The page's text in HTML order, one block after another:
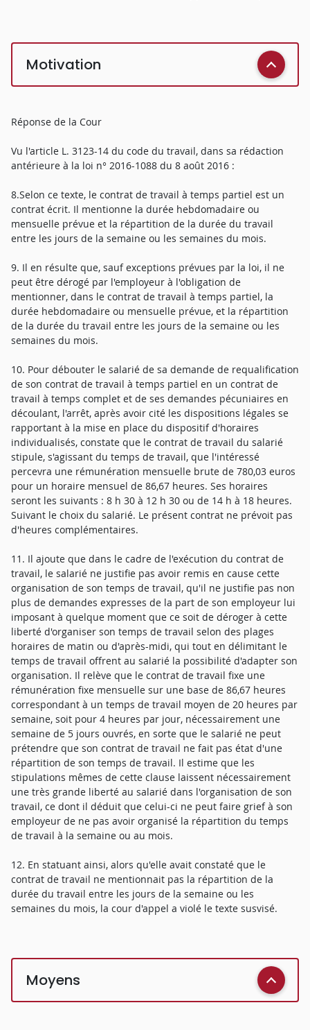
Motivation
Réponse de la Cour
Vu l'article L. 3123-14 du code du travail, dans sa rédaction
antérieure à la loi n° 2016-1088 du 8 août 2016 :
8.Selon ce texte, le contrat de travail à temps partiel est un
contrat écrit. Il mentionne la durée hebdomadaire ou
mensuelle prévue et la répartition de la durée du travail
entre les jours de la semaine ou les semaines du mois.
9. Il en résulte que, sauf exceptions prévues par la loi, il ne
peut être dérogé par l'employeur à l'obligation de
mentionner, dans le contrat de travail à temps partiel, la
durée hebdomadaire ou mensuelle prévue, et la répartition
de la durée du travail entre les jours de la semaine ou les
semaines du mois.
10. Pour débouter le salarié de sa demande de requalification
de son contrat de travail à temps partiel en un contrat de
travail à temps complet et de ses demandes pécuniaires en
découlant, l'arrêt, après avoir cité les dispositions légales se
rapportant à la mise en place du dispositif d'horaires
individualisés, constate que le contrat de travail du salarié
stipule, s'agissant du temps de travail, que l'intéressé
percevra une rémunération mensuelle brute de 780,03 euros
pour un horaire mensuel de 86,67 heures. Ses horaires
seront les suivants : 8 h 30 à 12 h 30 ou de 14 h à 18 heures.
Suivant le choix du salarié. Le présent contrat ne prévoit pas
d'heures complémentaires.
11. Il ajoute que dans le cadre de l'exécution du contrat de
travail, le salarié ne justifie pas avoir remis en cause cette
organisation de son temps de travail, qu'il ne justifie pas non
plus de demandes expresses de la part de son employeur lui
imposant à quelque moment que ce soit de déroger à cette
liberté d'organiser son temps de travail selon des plages
horaires de matin ou d'après-midi, qui tout en délimitant le
temps de travail offrent au salarié la possibilité d'adapter son
organisation. Il relève que le contrat de travail fixe une
rémunération fixe mensuelle sur une base de 86,67 heures
correspondant à un temps de travail moyen de 20 heures par
semaine, soit pour 4 heures par jour, nécessairement une
semaine de 5 jours ouvrés, en sorte que le salarié ne peut
prétendre que son contrat de travail ne fait pas état d'une
répartition de son temps de travail. Il estime que les
stipulations mêmes de cette clause laissent nécessairement
une très grande liberté au salarié dans l'organisation de son
travail, ce dont il déduit que celui-ci ne peut faire grief à son
employeur de ne pas avoir organisé la répartition du temps
de travail à la semaine ou au mois.
12. En statuant ainsi, alors qu'elle avait constaté que le
contrat de travail ne mentionnait pas la répartition de la
durée du travail entre les jours de la semaine ou les
semaines du mois, la cour d'appel a violé le texte susvisé.
Moyens